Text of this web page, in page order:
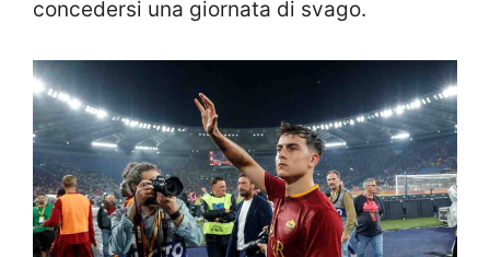
concedersi una giornata di svago.